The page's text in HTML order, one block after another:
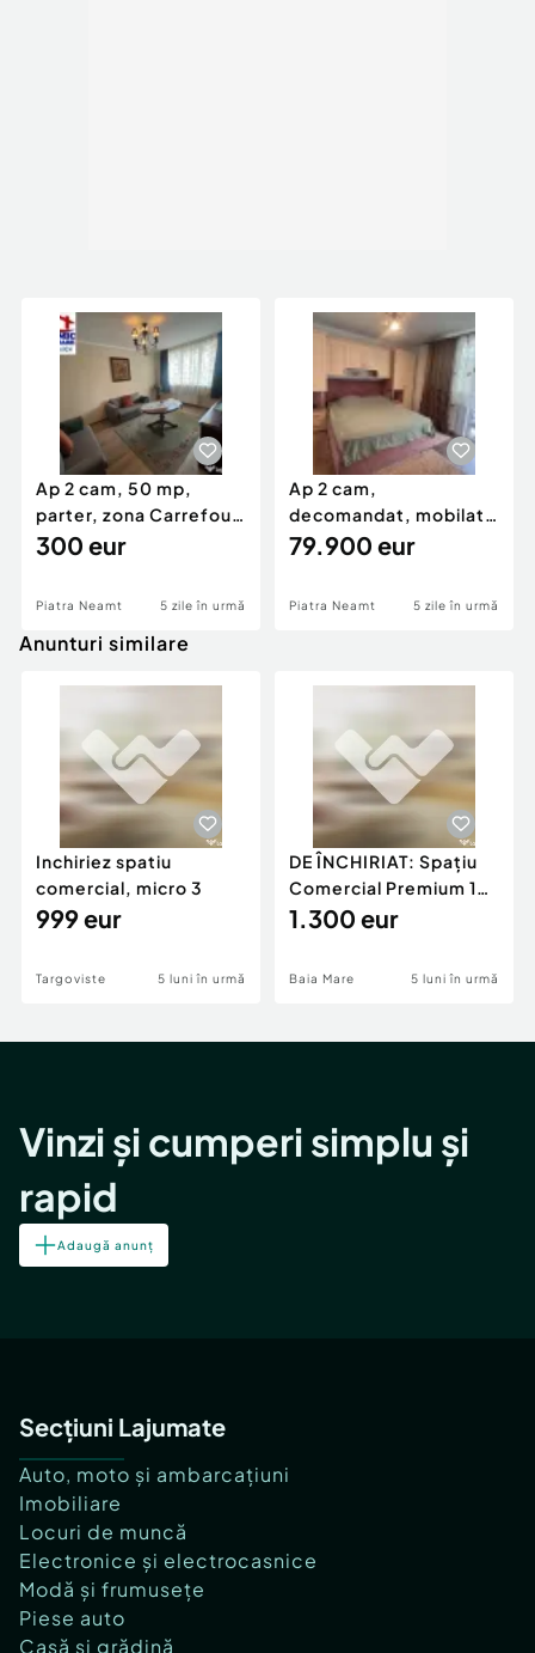
Ap 2 cam, 50 mp,
parter, zona Carrefour,
mobilat și utilat, 300
300 eur
Piatra Neamt 5 zile în urmă
Ap 2 cam,
decomandat, mobilat
și utilat, et 2–Central,
79.900 eur
Piatra Neamt 5 zile în urmă
Anunturi similare
Inchiriez spatiu
comercial, micro 3
999 eur
Targoviste 5 luni în urmă
DE ÎNCHIRIAT: Spațiu
Comercial Premium 146
mp – Vizibili
1.300 eur
Baia Mare 5 luni în urmă
Vinzi și cumperi simplu și
rapid
Adaugă anunț
Secțiuni Lajumate
Auto, moto și ambarcațiuni
Imobiliare
Locuri de muncă
Electronice și electrocasnice
Modă și frumusețe
Piese auto
Casă și grădină